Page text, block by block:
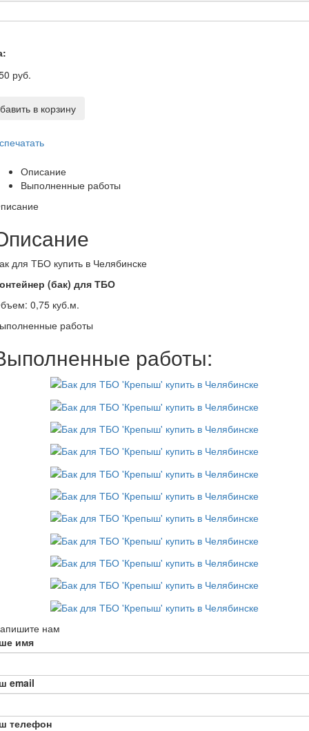
руб.
в корзину
Описание
Выполненные работы
для ТБО купить в Челябинске
(бак) для ТБО
0,75 куб.м.
работы
работы:
нам
имя
email
телефон